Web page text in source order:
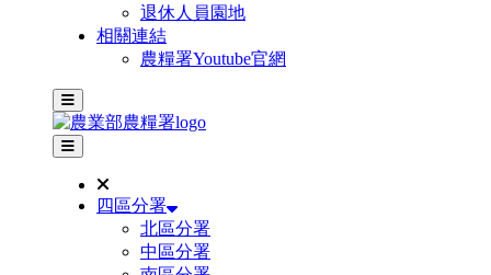
退休人員園地
相關連結
農糧署Youtube官網
主選單
其他網站選單
四區分署
北區分署
中區分署